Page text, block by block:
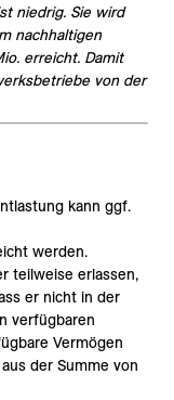
niedrig. Sie wird
nachhaltigen
erreicht. Damit
von der
kann ggf.
werden.
teilweise erlassen,
er nicht in der
verfügbaren
Vermögen
der Summe von